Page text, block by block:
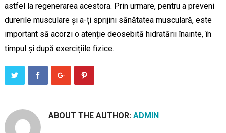
astfel la regenerarea acestora. Prin urmare, pentru a preveni
durerile musculare și a-ți sprijini sănătatea musculară, este
important să acorzi o atenție deosebită hidratării înainte, în
timpul și după exercițiile fizice.
ABOUT THE AUTHOR: ADMIN